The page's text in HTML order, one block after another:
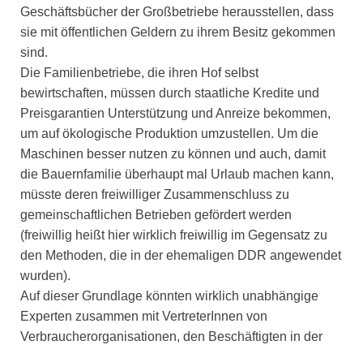
Geschäftsbücher der Großbetriebe herausstellen, dass
sie mit öffentlichen Geldern zu ihrem Besitz gekommen
sind.
Die Familienbetriebe, die ihren Hof selbst
bewirtschaften, müssen durch staatliche Kredite und
Preisgarantien Unterstützung und Anreize bekommen,
um auf ökologische Produktion umzustellen. Um die
Maschinen besser nutzen zu können und auch, damit
die Bauernfamilie überhaupt mal Urlaub machen kann,
müsste deren freiwilliger Zusammenschluss zu
gemeinschaftlichen Betrieben gefördert werden
(freiwillig heißt hier wirklich freiwillig im Gegensatz zu
den Methoden, die in der ehemaligen DDR angewendet
wurden).
Auf dieser Grundlage könnten wirklich unabhängige
Experten zusammen mit VertreterInnen von
Verbraucherorganisationen, den Beschäftigten in der